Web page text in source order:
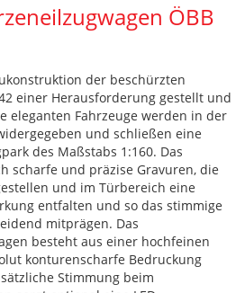
ÖBB
der beschürzten
einer Herausforderung gestellt und
eleganten Fahrzeuge werden in der
und schließen eine
des Maßstabs 1:160. Das
scharfe und präzise Gravuren, die
und im Türbereich eine
entfalten und so das stimmige
mitprägen. Das
besteht aus einer hochfeinen
konturenscharfe Bedruckung
Stimmung beim